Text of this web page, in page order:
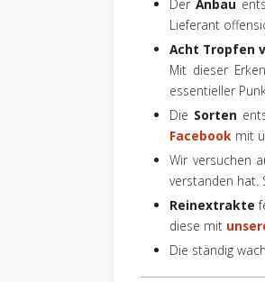
DerAnbau
Lieferant
Acht Tropfen
Mit dieser
essentieller
Die Sorten
Facebook mit
Wir versuchen
verstanden hat.
Reinextrakte
diese mit
Die ständig